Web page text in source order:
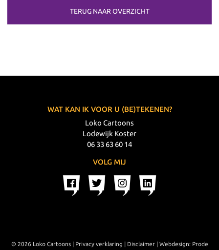
TERUG NAAR OVERZICHT
WAT KAN IK VOOR U (BE)TEKENEN?
Loko Cartoons
Lodewijk Koster
06 33 63 60 14
VOLG MIJ
© 2026 Loko Cartoons | Privacy verklaring | Disclaimer| Webdesign: Prode